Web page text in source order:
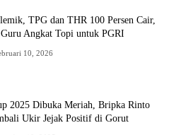
TPG dan THR 100 Persen Cair,
Angkat Topi untuk PGRI
10, 2026
2025 Dibuka Meriah, Bripka Rinto
Ukir Jejak Positif di Gorut